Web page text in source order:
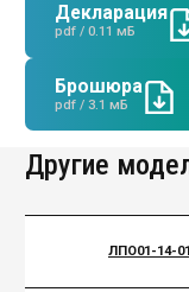
Декларация
pdf / 0.11 мБ
Брошюра
pdf / 3.1 мБ
Другие
ЛПО01-14-